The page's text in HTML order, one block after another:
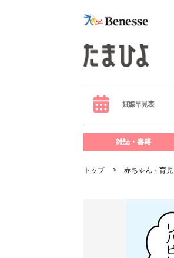
妊娠早見表
雑誌・書籍
トップ 赤ちゃん・育児